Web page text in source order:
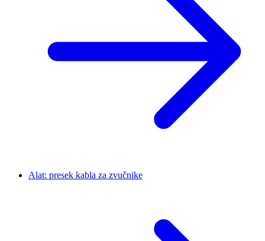
Alat: presek kabla za zvučnike